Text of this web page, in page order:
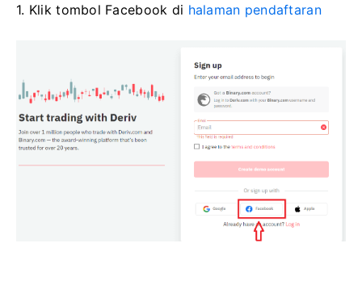
1. Klik tombol Facebook di halaman pendaftaran